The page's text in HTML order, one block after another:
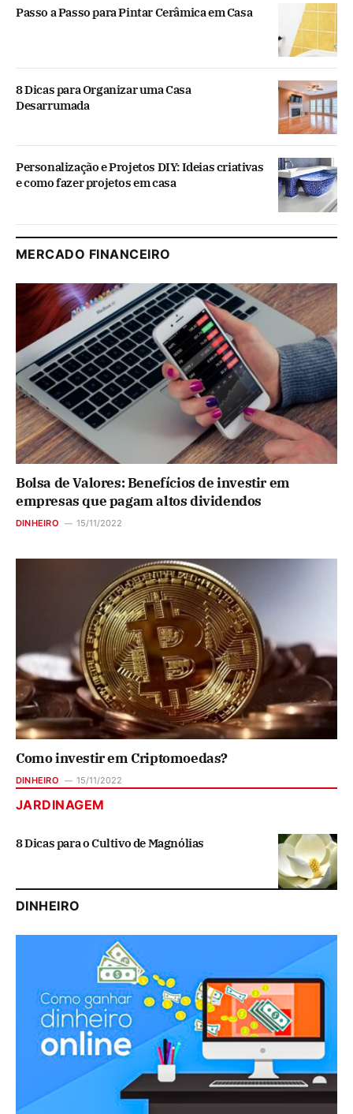
Passo a Passo para Pintar Cerâmica em Casa
8 Dicas para Organizar uma Casa
Desarrumada
Personalização e Projetos DIY: Ideias criativas
e como fazer projetos em casa
MERCADO FINANCEIRO
Bolsa de Valores: Benefícios de investir em
empresas que pagam altos dividendos
DINHEIRO 15/11/2022
Como investir em Criptomoedas?
DINHEIRO 15/11/2022
JARDINAGEM
8 Dicas para o Cultivo de Magnólias
DINHEIRO